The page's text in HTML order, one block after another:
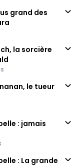
grand des
la sorcière
le tueur
: jamais
: La grande